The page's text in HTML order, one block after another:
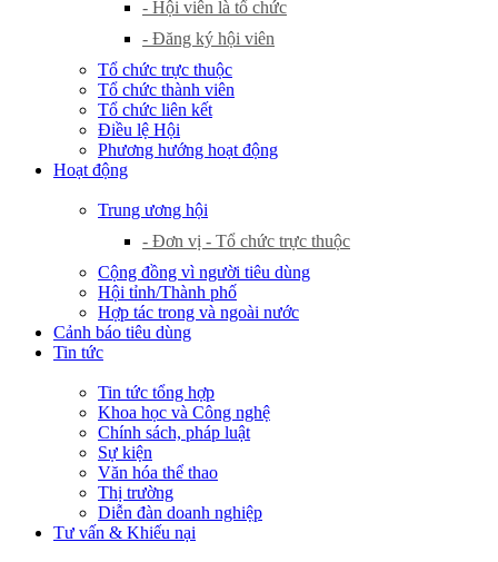
- Hội viên là tổ chức
- Đăng ký hội viên
Tổ chức trực thuộc
Tổ chức thành viên
Tổ chức liên kết
Điều lệ Hội
Phương hướng hoạt động
Hoạt động
Trung ương hội
- Đơn vị - Tổ chức trực thuộc
Cộng đồng vì người tiêu dùng
Hội tỉnh/Thành phố
Hợp tác trong và ngoài nước
Cảnh báo tiêu dùng
Tin tức
Tin tức tổng hợp
Khoa học và Công nghệ
Chính sách, pháp luật
Sự kiện
Văn hóa thể thao
Thị trường
Diễn đàn doanh nghiệp
Tư vấn & Khiếu nại